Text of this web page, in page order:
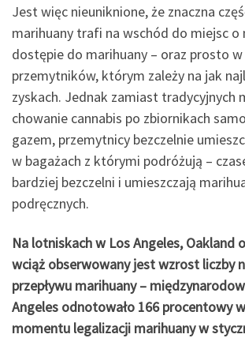
Jest więc nieuniknione, że znaczna
marihuany trafi na wschód do miejsc o
dostępie do marihuany – oraz prosto
przemytników, którym zależy na jak
zyskach. Jednak zamiast tradycyjnych
chowanie cannabis po zbiornikach
gazem, przemytnicy bezczelnie
w bagażach z którymi podróżują –
bardziej bezczelni i umieszczają
podręcznych.
Na lotniskach w Los Angeles, Oakland
wciąż obserwowany jest wzrost liczby
przepływu marihuany –
Angeles odnotowało 166 procentowy
momentu legalizacji marihuany w